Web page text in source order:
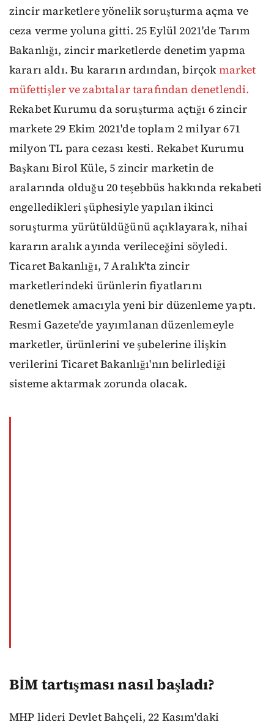
zincir marketlere yönelik soruşturma açma ve
ceza verme yoluna gitti. 25 Eylül 2021'de Tarım
Bakanlığı, zincir marketlerde denetim yapma
kararı aldı. Bu kararın ardından, birçokmarket
müfettişler ve zabıtalar tarafından denetlendi.
Rekabet Kurumu da soruşturma açtığı 6 zincir
markete 29 Ekim 2021'de toplam 2 milyar 671
milyon TL para cezası kesti. Rekabet Kurumu
Başkanı Birol Küle, 5 zincir marketin de
aralarında olduğu 20 teşebbüs hakkında rekabeti
engelledikleri şüphesiyle yapılan ikinci
soruşturma yürütüldüğünü açıklayarak, nihai
kararın aralık ayında verileceğini söyledi.
Ticaret Bakanlığı, 7 Aralık'ta zincir
marketlerindeki ürünlerin fiyatlarını
denetlemek amacıyla yeni bir düzenleme yaptı.
Resmi Gazete'de yayımlanan düzenlemeyle
marketler, ürünlerini ve şubelerine ilişkin
verilerini Ticaret Bakanlığı'nın belirlediği
sisteme aktarmak zorunda olacak.
BİM tartışması nasıl başladı?
MHP lideri Devlet Bahçeli, 22 Kasım'daki